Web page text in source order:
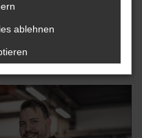
Sie umfassend
ablehnen